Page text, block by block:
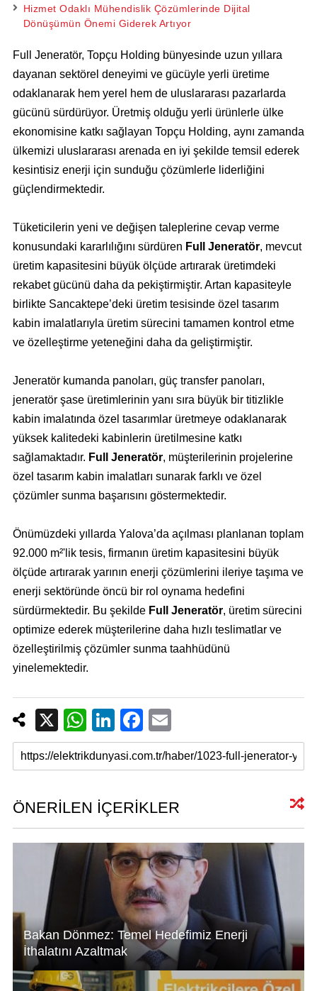
Hizmet Odaklı Mühendislik Çözümlerinde Dijital
Dönüşümün Önemi Giderek Artıyor
Full Jeneratör, Topçu Holding bünyesinde uzun yıllara
dayanan sektörel deneyimi ve gücüyle yerli üretime
odaklanarak hem yerel hem de uluslararası pazarlarda
gücünü sürdürüyor. Üretmiş olduğu yerli ürünlerle ülke
ekonomisine katkı sağlayan Topçu Holding, aynı zamanda
ülkemizi uluslararası arenada en iyi şekilde temsil ederek
kesintisiz enerji için sunduğu çözümlerle liderliğini
güçlendirmektedir.
Tüketicilerin yeni ve değişen taleplerine cevap verme
konusundaki kararlılığını sürdüren Full Jeneratör, mevcut
üretim kapasitesini büyük ölçüde artırarak üretimdeki
rekabet gücünü daha da pekiştirmiştir. Artan kapasiteyle
birlikte Sancaktepe’deki üretim tesisinde özel tasarım
kabin imalatlarıyla üretim sürecini tamamen kontrol etme
ve özelleştirme yeteneğini daha da geliştirmiştir.
Jeneratör kumanda panoları, güç transfer panoları,
jeneratör şase üretimlerinin yanı sıra büyük bir titizlikle
kabin imalatında özel tasarımlar üretmeye odaklanarak
yüksek kalitedeki kabinlerin üretilmesine katkı
sağlamaktadır. Full Jeneratör, müşterilerinin projelerine
özel tasarım kabin imalatları sunarak farklı ve özel
çözümler sunma başarısını göstermektedir.
Önümüzdeki yıllarda Yalova’da açılması planlanan toplam
92.000 m²'lik tesis, firmanın üretim kapasitesini büyük
ölçüde artırarak yarının enerji çözümlerini ileriye taşıma ve
enerji sektöründe öncü bir rol oynama hedefini
sürdürmektedir. Bu şekilde Full Jeneratör, üretim sürecini
optimize ederek müşterilerine daha hızlı teslimatlar ve
özelleştirilmiş çözümler sunma taahhüdünü
yinelemektedir.
X W
h
at
A
p
p
Li
n
k
dI
n
F
a
c
b
o
o
k
E
m
ail
ÖNERİLEN İÇERİKLER
Bakan Dönmez: Temel Hedefimiz Enerji
İthalatını Azaltmak